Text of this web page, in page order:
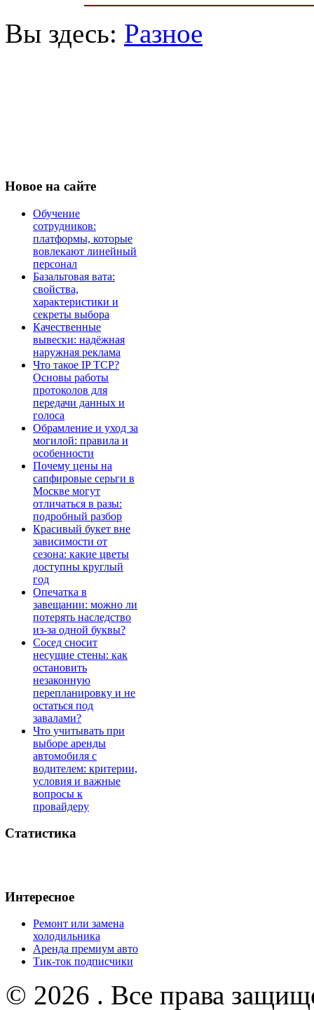
Вы здесь: Разное
Новое на сайте
Обучение
сотрудников:
платформы, которые
вовлекают линейный
персонал
Базальтовая вата:
свойства,
характеристики и
секреты выбора
Качественные
вывески: надёжная
наружная реклама
Что такое IP TCP?
Основы работы
протоколов для
передачи данных и
голоса
Обрамление и уход за
могилой: правила и
особенности
Почему цены на
сапфировые серьги в
Москве могут
отличаться в разы:
подробный разбор
Красивый букет вне
зависимости от
сезона: какие цветы
доступны круглый
год
Опечатка в
завещании: можно ли
потерять наследство
из-за одной буквы?
Сосед сносит
несущие стены: как
остановить
незаконную
перепланировку и не
остаться под
завалами?
Что учитывать при
выборе аренды
автомобиля с
водителем: критерии,
условия и важные
вопросы к
провайдеру
Статистика
Интересное
Ремонт или замена
холодильника
Аренда премиум авто
Тик-ток подписчики
© 2026 . Все права